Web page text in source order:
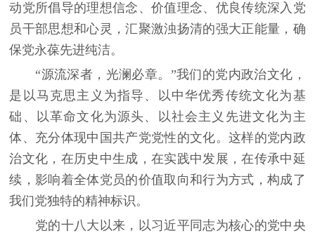
动党所倡导的理想信念、价值理念、优良传统深入党
员干部思想和心灵，汇聚激浊扬清的强大正能量，确
保党永葆先进纯洁。
“源流深者，光澜必章。”我们的党内政治文化，
是以马克思主义为指导、以中华优秀传统文化为基
础、以革命文化为源头、以社会主义先进文化为主
体、充分体现中国共产党党性的文化。这样的党内政
治文化，在历史中生成，在实践中发展，在传承中延
续，影响着全体党员的价值取向和行为方式，构成了
我们党独特的精神标识。
党的十八大以来，以习近平同志为核心的党中央